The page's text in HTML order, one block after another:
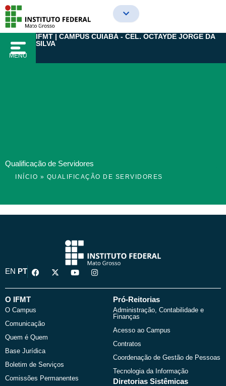
para
conteúdo
MENU
IFMT | CAMPUS CUIABÁ - CEL. OCTAYDE JORGE DA
SILVA
Qualificação de Servidores
INÍCIO » QUALIFICAÇÃO DE SERVIDORES
EN PT
F
a
e
o
k
X
-
w
Y
o
t
I
n
t
O IFMT
O Campus
Comunicação
Quem é Quem
Base Jurídica
Boletim de Serviços
Comissões Permanentes
Pró-Reitorias
Administração, Contabilidade e
Finanças
Acesso ao Campus
Contratos
Coordenação de Gestão de Pessoas
Tecnologia da Informação
Diretorias Sistêmicas